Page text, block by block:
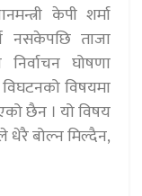
केपी शर्मा
नसकेपछि ताजा
घोषणा
विषयमा
छैन । यो विषय
धेरै बोल्न मिल्दैन,